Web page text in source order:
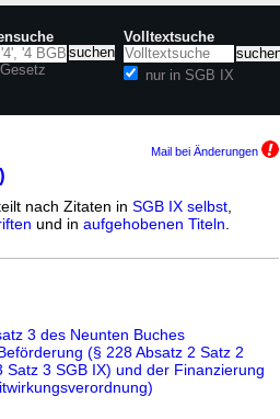
Gesetz
Volltextsuche
nur in SGB IX
Mail bei Änderungen
nach Zitaten in SGB IX selbst
und in aufgehobenen Titeln
3 des Neunten Buches
(§ 228 Absatz 2 Satz 2
3 SGB IX) und der Finanzierung